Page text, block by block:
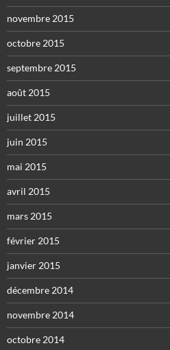
novembre 2015
octobre 2015
septembre 2015
août 2015
juillet 2015
juin 2015
mai 2015
avril 2015
mars 2015
février 2015
janvier 2015
décembre 2014
novembre 2014
octobre 2014